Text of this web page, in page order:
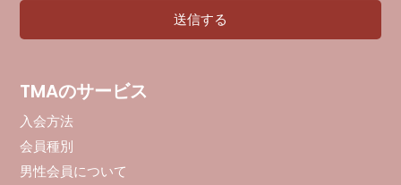
TMAのサービス
入会方法
会員種別
男性会員について